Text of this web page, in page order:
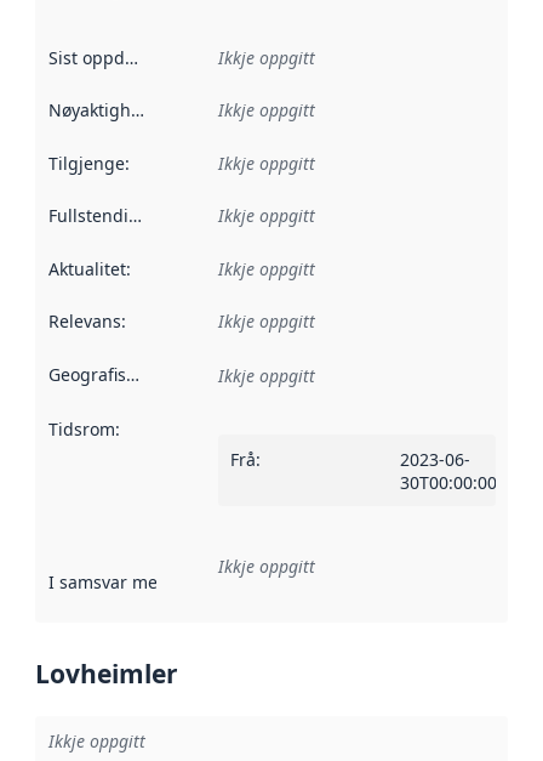
Sist oppdatert Ikkje oppgitt
Nøyaktigheit Ikkje oppgitt
Tilgjenge: Ikkje oppgitt
Fullstendigheit Ikkje oppgitt
Aktualitet: Ikkje oppgitt
Relevans: Ikkje oppgitt
Geografisk område Ikkje oppgitt
Tidsrom:
Frå:
2023-06-
30T00:00:00Z
I samsvar med Referanse til ei implementeringsregel eller
Ikkje oppgitt
Lovheimler
Ikkje oppgitt